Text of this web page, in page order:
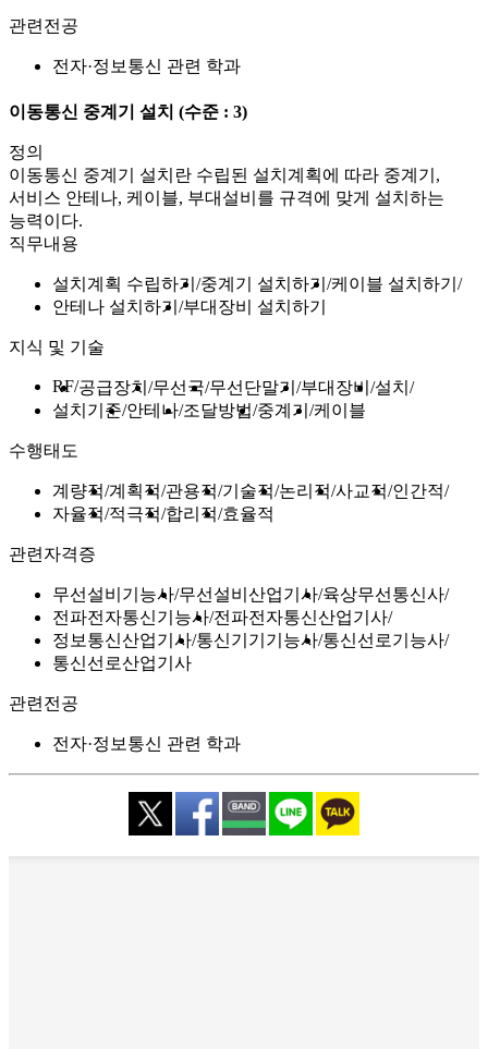
관련전공
전자·정보통신 관련 학과
이동통신 중계기 설치 (수준 : 3)
정의
이동통신 중계기 설치란 수립된 설치계획에 따라 중계기,
서비스 안테나, 케이블, 부대설비를 규격에 맞게 설치하는
능력이다.
직무내용
설치계획 수립하기 중계기 설치하기
케이블 설치하기
안테나 설치하기
부대장비 설치하기
지식 및 기술
RF 공급장치 무선국 무선단말기 부대장비
설치
설치기준 안테나 조달방법 중계기 케이블
수행태도
계량적 계획적 관용적 기술적 논리적 사교적 인간적
자율적 적극적 합리적 효율적
관련자격증
무선설비기능사 무선설비산업기사 육상무선통신사
전파전자통신기능사 전파전자통신산업기사
정보통신산업기사 통신기기기능사 통신선로기능사
통신선로산업기사
관련전공
전자·정보통신 관련 학과